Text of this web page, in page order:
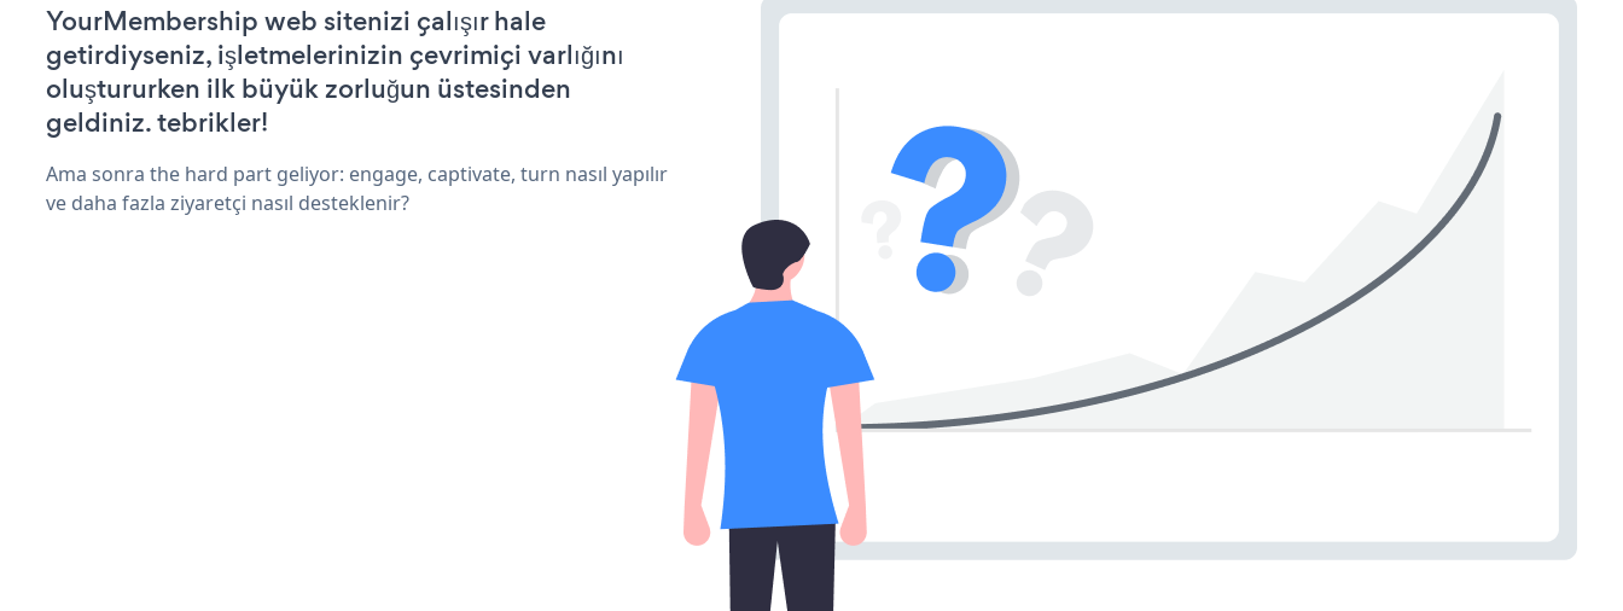
YourMembership web sitenizi çalışır hale
getirdiyseniz, işletmelerinizin çevrimiçi varlığını
oluştururken ilk büyük zorluğun üstesinden
geldiniz. tebrikler!
Ama sonra the hard part geliyor: engage, captivate, turn nasıl yapılır
ve daha fazla ziyaretçi nasıl desteklenir?